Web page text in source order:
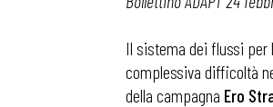
Il sistema dei flussi per
complessiva difficoltà
della campagna Ero